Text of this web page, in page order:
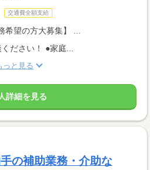
交通費全額支給
希望の方大募集】 ...
ださい！ ●家庭...
っと見る
詳細を見る
の補助業務・介助な